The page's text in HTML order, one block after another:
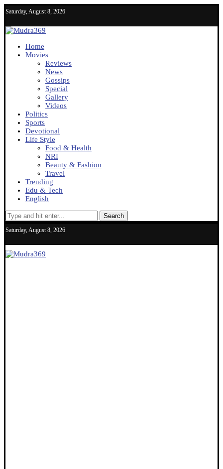
Saturday, August 8, 2026
Home
Movies
Reviews
News
Gossips
Special
Gallery
Videos
Politics
Sports
Devotional
Life Style
Food & Health
NRI
Beauty & Fashion
Travel
Trending
Edu & Tech
English
Search
Saturday, August 8, 2026